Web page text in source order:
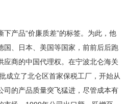
产品“价廉质差”的标签。为此，他
国、日本、美国等国家，前前后后跑
应商的中国代理权。在宁波北仑海关
成立了北仑区首家保税工厂，开始从
司的产品质量突飞猛进，尽管成本有